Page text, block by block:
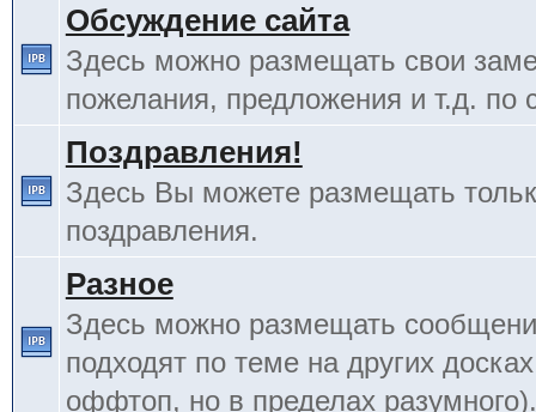
Обсуждение сайта
Здесь можно размещать свои
пожелания, предложения и т.д. по
Поздравления!
Здесь Вы можете размещать
поздравления.
Разное
Здесь можно размещать
подходят по теме на других
оффтоп, но в пределах разумного).